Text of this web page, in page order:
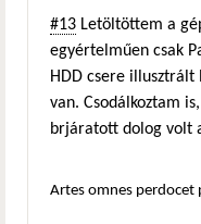
#13 Letöltöttem a
egyértelműen csak
HDD csere illusztrált
van. Csodálkoztam
brjáratott dolog volt
Artes omnes perdocet